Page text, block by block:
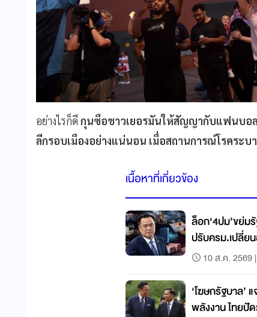
อย่างไรก็ดี กุนซือชาวเยอรมันให้สัญญากับแฟนบอ
ลีกรอบเมืองอย่างแน่นอน เมื่อสถานการณ์โรคระ
เนื้อหาที่เกี่ยวข้อง
ล็อก‘4ปม’ขย่
ปรับครม.เปลี่ย
10 ส.ค. 2569
‘โฆษกรัฐบาล’
พลังงาน ไทยปั